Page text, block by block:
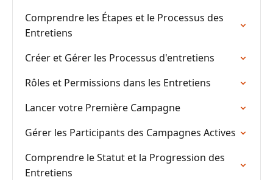
Comprendre les Étapes et le Processus des
Entretiens
Créer et Gérer les Processus d'entretiens
Rôles et Permissions dans les Entretiens
Lancer votre Première Campagne
Gérer les Participants des Campagnes Actives
Comprendre le Statut et la Progression des
Entretiens